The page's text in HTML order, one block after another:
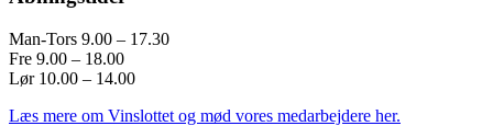
Man-Tors 9.00 – 17.30
Fre 9.00 – 18.00
Lør 10.00 – 14.00
Læs mere om Vinslottet og mød vores medarbejdere her.